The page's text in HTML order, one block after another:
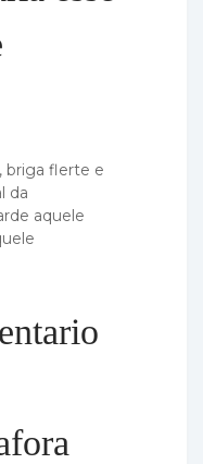
briga flerte e
da
aquele